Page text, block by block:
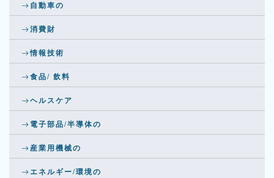
自動車の
消費財
情報技術
食品/ 飲料
ヘルスケア
電子部品/半導体の
産業用機械の
エネルギー/環境の